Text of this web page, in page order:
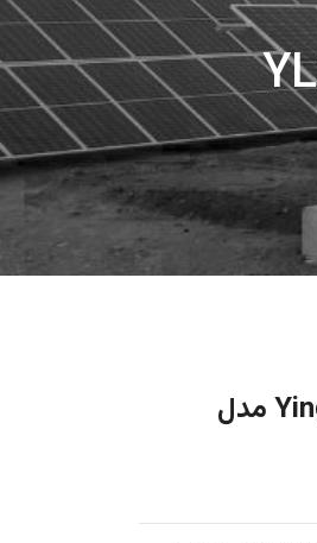
پنل خورشیدی پلی کریستال 275 وات Yingli مدل